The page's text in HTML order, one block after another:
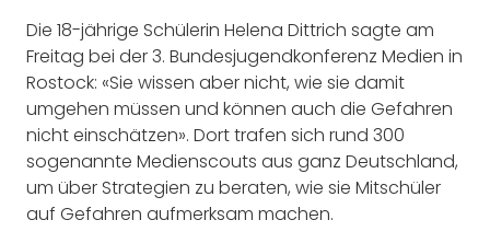
Die 18-jährige Schülerin Helena Dittrich sagte am
Freitag bei der 3. Bundesjugendkonferenz Medien in
Rostock: «Sie wissen aber nicht, wie sie damit
umgehen müssen und können auch die Gefahren
nicht einschätzen». Dort trafen sich rund 300
sogenannte Medienscouts aus ganz Deutschland,
um über Strategien zu beraten, wie sie Mitschüler
auf Gefahren aufmerksam machen.